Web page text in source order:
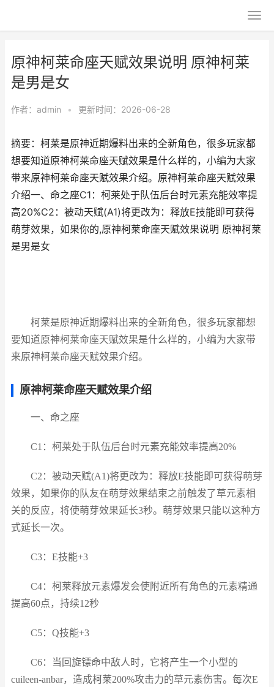
原神柯莱命座天赋效果说明 原神柯莱
是男是女
作者： admin • 更新时间：2026-06-28
摘要：柯莱是原神近期爆料出来的全新角色，很多玩家都
想要知道原神柯莱命座天赋效果是什么样的，小编为大家
带来原神柯莱命座天赋效果介绍。原神柯莱命座天赋效果
介绍一、命之座C1：柯莱处于队伍后台时元素充能效率提
高20%C2：被动天赋(A1)将更改为：释放E技能即可获得
萌芽效果，如果你的,原神柯莱命座天赋效果说明 原神柯莱
是男是女
柯莱是原神近期爆料出来的全新角色，很多玩家都想
要知道原神柯莱命座天赋效果是什么样的，小编为大家带
来原神柯莱命座天赋效果介绍。
原神柯莱命座天赋效果介绍
一、命之座
C1：柯莱处于队伍后台时元素充能效率提高20%
C2：被动天赋(A1)将更改为：释放E技能即可获得萌芽
效果，如果你的队友在萌芽效果结束之前触发了草元素相
关的反应，将使萌芽效果延长3秒。萌芽效果只能以这种方
式延长一次。
C3：E技能+3
C4：柯莱释放元素爆发会使附近所有角色的元素精通
提高60点，持续12秒
C5：Q技能+3
C6：当回旋镖命中敌人时，它将产生一个小型的
cuileen-anbar，造成柯莱200%攻击力的草元素伤害。每次E